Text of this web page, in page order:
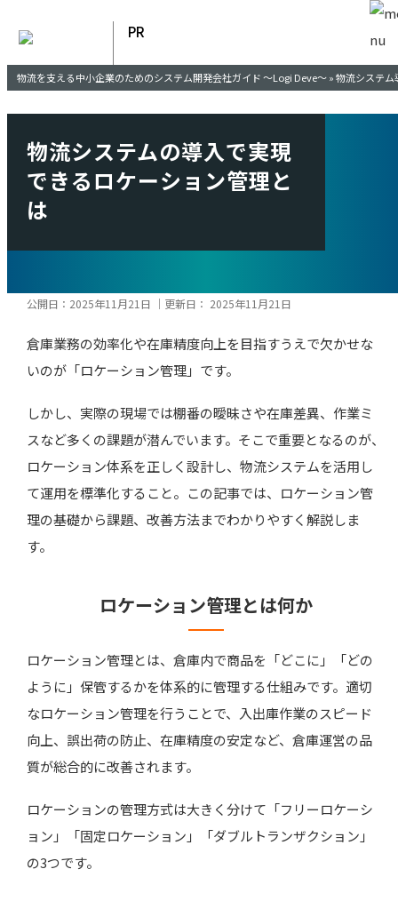
物流を支える中小企業のためのシステム開発会社ガイド ～Logi Deve～»物流システム
物流システムの導入で実現
できるロケーション管理と
は
公開日： 2025年11月21日 ｜更新日： 2025年11月21日
倉庫業務の効率化や在庫精度向上を目指すうえで欠かせな
いのが「ロケーション管理」です。
しかし、実際の現場では棚番の曖昧さや在庫差異、作業ミ
スなど多くの課題が潜んでいます。そこで重要となるのが、
ロケーション体系を正しく設計し、物流システムを活用し
て運用を標準化すること。この記事では、ロケーション管
理の基礎から課題、改善方法までわかりやすく解説しま
す。
ロケーション管理とは何か
ロケーション管理とは、倉庫内で商品を「どこに」「どの
ように」保管するかを体系的に管理する仕組みです。適切
なロケーション管理を行うことで、入出庫作業のスピード
向上、誤出荷の防止、在庫精度の安定など、倉庫運営の品
質が総合的に改善されます。
ロケーションの管理方式は大きく分けて「フリーロケーシ
ョン」「固定ロケーション」「ダブルトランザクション」
の3つです。